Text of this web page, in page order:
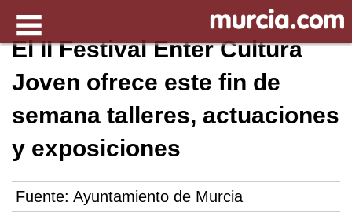
El II Festival Enter Cultura
Joven ofrece este fin de
semana talleres, actuaciones
y exposiciones
Fuente: Ayuntamiento de Murcia